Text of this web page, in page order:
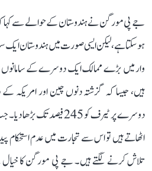
جے پی مورگن نے ہندوستان کے حوالے سے کہا کہ
ہو سکتا ہے، لیکن ایسی صورت میں ہندوستان
وار میں بڑے ممالک ایک دوسرے کے سامانوں
ہیں، جیسا کہ گزشتہ دنوں چین اور امریکہ
دوسرے پر ٹیرف کو 245
اٹھاتے ہیں تو اس سے تجارت میں عدم استحکام پیدا
تلاش کرنے لگتے ہیں۔ جے پی مورگن کا خیال